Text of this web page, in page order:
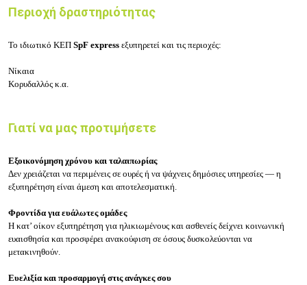
Περιοχή δραστηριότητας
Το ιδιωτικό ΚΕΠ SpF express εξυπηρετεί και τις περιοχές:
Νίκαια
Κορυδαλλός κ.α.
Γιατί να μας προτιμήσετε
Εξοικονόμηση χρόνου και ταλαιπωρίας
Δεν χρειάζεται να περιμένεις σε ουρές ή να ψάχνεις δημόσιες υπηρεσίες — η
εξυπηρέτηση είναι άμεση και αποτελεσματική.
Φροντίδα για ευάλωτες ομάδες
Η κατ’ οίκον εξυπηρέτηση για ηλικιωμένους και ασθενείς δείχνει κοινωνική
ευαισθησία και προσφέρει ανακούφιση σε όσους δυσκολεύονται να
μετακινηθούν.
Ευελιξία και προσαρμογή στις ανάγκες σου